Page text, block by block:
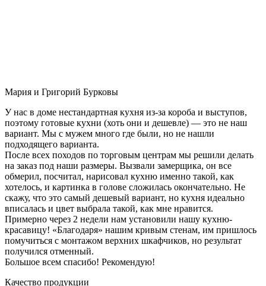
Мария и Григорий Бурковы
У нас в доме нестандартная кухня из-за короба и выступов,
поэтому готовые кухни (хоть они и дешевле) — это не наш
вариант. Мы с мужем много где были, но не нашли
подходящего варианта.
После всех походов по торговым центрам мы решили делать
на заказ под наши размеры. Вызвали замерщика, он все
обмерил, посчитал, нарисовал кухню именно такой, как
хотелось, и картинка в голове сложилась окончательно. Не
скажу, что это самый дешевый вариант, но кухня идеально
вписалась и цвет выбрала такой, как мне нравится.
Примерно через 2 недели нам установили нашу кухню-
красавицу! «Благодаря» нашим кривым стенам, им пришлось
помучиться с монтажом верхних шкафчиков, но результат
получился отменный.
Большое всем спасибо! Рекомендую!
Качество продукции